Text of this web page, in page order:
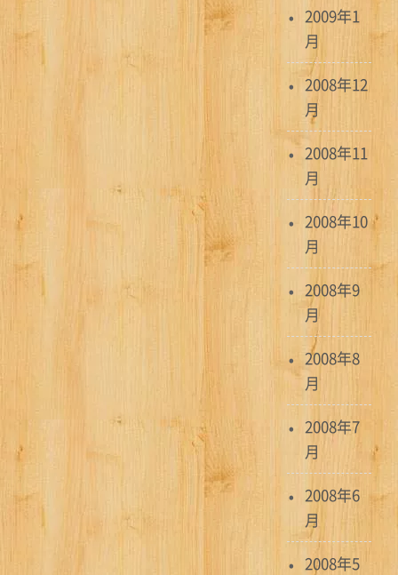
2009年1
月
2008年12
月
2008年11
月
2008年10
月
2008年9
月
2008年8
月
2008年7
月
2008年6
月
2008年5